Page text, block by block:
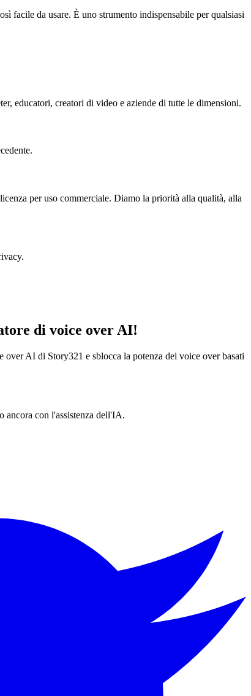
facile da usare. È uno strumento indispensabile per qualsiasi
educatori, creatori di video e aziende di tutte le dimensioni.
per uso commerciale. Diamo la priorità alla qualità, alla
di voice over AI!
AI di Story321 e sblocca la potenza dei voice over basati
ancora con l'assistenza dell'IA.